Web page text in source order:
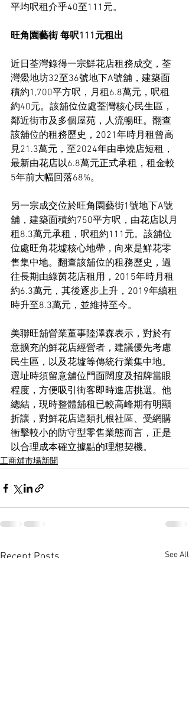
平均呎租介乎40至111元。
旺角園藝街 每呎111元租出
近日荃灣錄得一宗鮮花店租務成交，荃
灣鱟地坊32至36號地下A號舖，建築面
積約1,700平方呎，月租6.8萬元，呎租
約40元。該舖位位處荃灣核心民生區，
鄰近街市及多個屋苑，人流暢旺。翻查
該舖位的租務歷史，2021年時月租曾高
見21.3萬元，至2024年由串燒店短租，
最新由花店以6.8萬元正式承租，租金較
5年前大幅回落68%。
另一宗成交位於旺角園藝街1號地下A號
舖，建築面積約750平方呎，由花店以月
租8.3萬元承租，呎租約111元。該舖位
位處旺角花墟核心地帶，向來是鮮花零
售集中地。翻查該舖位的租務歷史，過
往長期由綠茵花店租用，2015年時月租
約6.3萬元，其後逐步上升，2019年續租
時升至8.3萬元，並維持至今。
美聯旺舖營業董事陸澤森表示，對於有
意擴充的鮮花店經營者，建議優先考慮
民生區，以及花墟等傳統行業集中地。
選址時須留意舖位門面闊度及招牌當眼
程度，方便吸引街客即時進店挑選。他
總結，現時整體舖租已較高峰期有明顯
折讓，對鮮花店這類扎根社區、受網購
衝擊較小的防守型零售業態而言，正是
以合理成本確立據點的理想契機。
工商舖市場新聞
Recent Posts See All